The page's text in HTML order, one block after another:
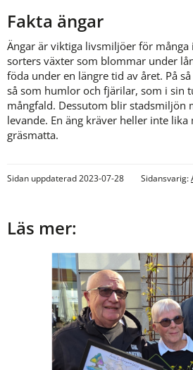
Fakta ängar
Ängar är viktiga livsmiljöer för många
sorters växter som blommar under
föda under en längre tid av året. På
så som humlor och fjärilar, som i sin
mångfald. Dessutom blir stadsmiljön
levande. En äng kräver heller inte
gräsmatta.
Sidan uppdaterad 2023-07-28 Sidansvarig:
Läs mer: